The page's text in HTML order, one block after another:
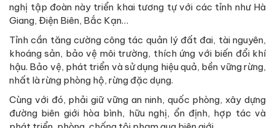
nghị tập đoàn này triển khai tương tự với các tỉnh như Hà
Giang, Điện Biên, Bắc Kạn…
Tỉnh cần tăng cường công tác quản lý đất đai, tài nguyên,
khoáng sản, bảo vệ môi trường, thích ứng với biến đổi khí
hậu. Bảo vệ, phát triển và sử dụng hiệu quả, bền vững rừng,
nhất là rừng phòng hộ, rừng đặc dụng.
Cùng với đó, phải giữ vững an ninh, quốc phòng, xây dựng
đường biên giới hòa bình, hữu nghị, ổn định, hợp tác và